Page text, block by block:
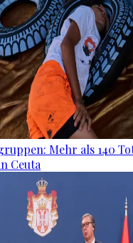
Mehr als 140
Ceuta